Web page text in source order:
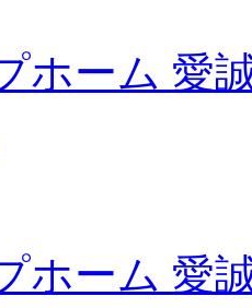
ホーム 愛
ホーム 愛